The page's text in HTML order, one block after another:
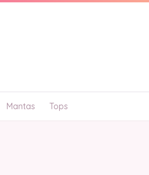
Mantas Tops